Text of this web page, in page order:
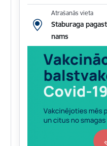
Atrašanās vieta
Staburaga
nams